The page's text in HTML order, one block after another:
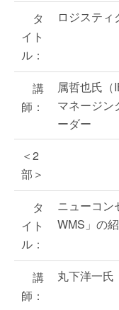
タ
イト
ル：
ロジステ
講
師：
属哲也氏（
マネージン
ーダー
＜2
部＞
タ
イト
ル：
ニューコン
WMS」の
講
師：
丸下洋一氏